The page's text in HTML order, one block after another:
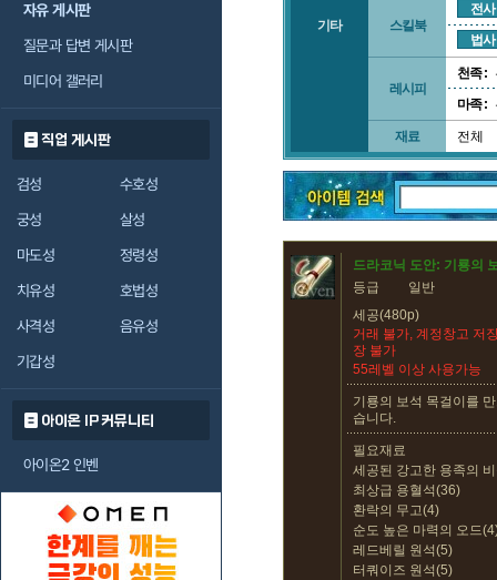
자유 게시판
질문과 답변 게시판
미디어 갤러리
직업 게시판
검성
수호성
궁성
살성
마도성
정령성
치유성
호법성
사격성
음유성
기갑성
아이온 IP 커뮤니티
아이온2 인벤
기타 스킬북
전사
법사
레시피
천족 :
마족 :
재료 전체
드라코닉 도안: 기룡의
등급
일반
세공(480p)
거래 불가, 계정창고 저
장 불가
55레벨 이상 사용가능
기룡의 보석 목걸이를
습니다.
필요재료
세공된 강고한 용족의
최상급 용혈석(36)
환락의 무고(4)
순도 높은 마력의 오드
레드베릴 원석(5)
터쿼이즈 원석(5)